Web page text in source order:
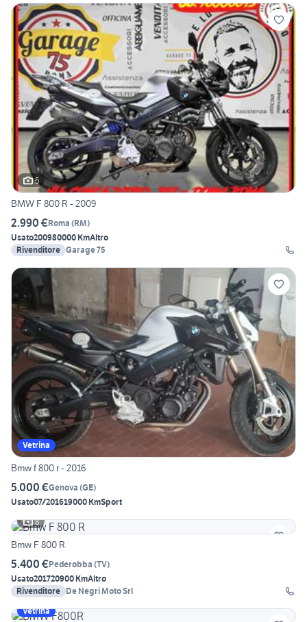
5
BMW F 800 R - 2009
2.990 €Roma (RM)
Usato200980000 KmAltro
Rivenditore Garage 75
Vetrina
Bmw f 800 r - 2016
5.000 €Genova (GE)
Usato07/201619000 KmSport
8
Bmw F 800 R
5.400 €Pederobba (TV)
Usato201720900 KmAltro
Rivenditore De Negri Moto Srl
Vetrina